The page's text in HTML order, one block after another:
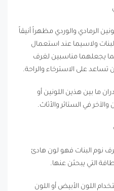
الرمادي والوردي مظهراً أنيقاً
ولاسيما عند استعمال
مما يجعلهما مناسبين لغرف
تساعد على الاسترخاء والراحة.
ما بين هذين اللونين أو
في الستائر والأثاث.
نوم البنات فهو لون هادئ
التي يبحثن عنها.
اللون الأبيض أو اللون